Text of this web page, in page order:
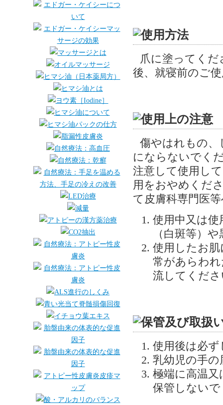
爪に塗ってく
後、就寝前のご
傷やはれもの、
にならないでく
注意して使用し
用をおやめくだ
て皮膚科専門医
使用中又は使
（白斑等）
使用したお
常があらわ
流してくだ
使用後は必
乳幼児の手
極端に高温
保管しない